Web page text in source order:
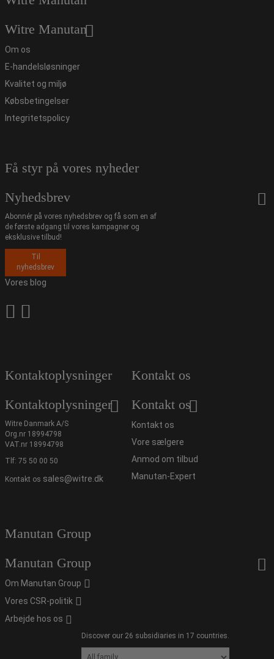
Witre Manutan
Om os
E-handelsløsninger
Kvalitet og miljø
Købsbetingelser
Integritetspolicy
Få styr på vores nyheder
Nyhedsbrev
Abonnér på vores nyhedsbrev og få som en af
de første adgang til vores kampagner og
eksklusive tilbud!
Til
nyhedsbrev
Vores blog
Kontaktoplysninger
Kontaktoplysninger
Witre Danmark A/S
Org.nr 18994798
VAT.nr 18994798
Tlf: 75 50 00 50
Kontakt os sales@witre.dk
Kontakt os
Kontakt os
Kontakt os
Vore sælgere
Anmod om tilbud
Manutan-Expert
Manutan Group
Manutan Group
Om Manutan Group
Vores CSR-politik
Arbejde hos os
Discover our 26 subsidiaries in 17 countries.